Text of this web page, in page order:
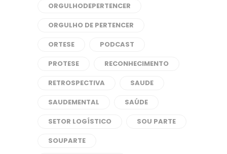
ORGULHODEPERTENCER
ORGULHO DE PERTENCER
ORTESE
PODCAST
PROTESE
RECONHECIMENTO
RETROSPECTIVA
SAUDE
SAUDEMENTAL
SAÚDE
SETOR LOGÍSTICO
SOU PARTE
SOUPARTE